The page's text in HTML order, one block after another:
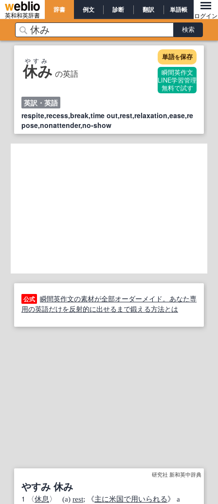
英和和英辞書
辞書 例文 診断 翻訳 単語帳
ログイン
休み の英語
やすみ 単語を保存
瞬間英作文
LINE学習管理
無料で試す
英訳・英語
respite,recess,break,time out,rest,relaxation,ease,re
pose,nonattender,no-show
公式 瞬間英作文の素材が全部オーダーメイド。あなた専
用の英語だけを反射的に出せるまで鍛える方法とは
研究社 新和英中辞典
やすみ 休み
1 〈休息 〉 (a) rest; 《主に米国 で用いられる》 a